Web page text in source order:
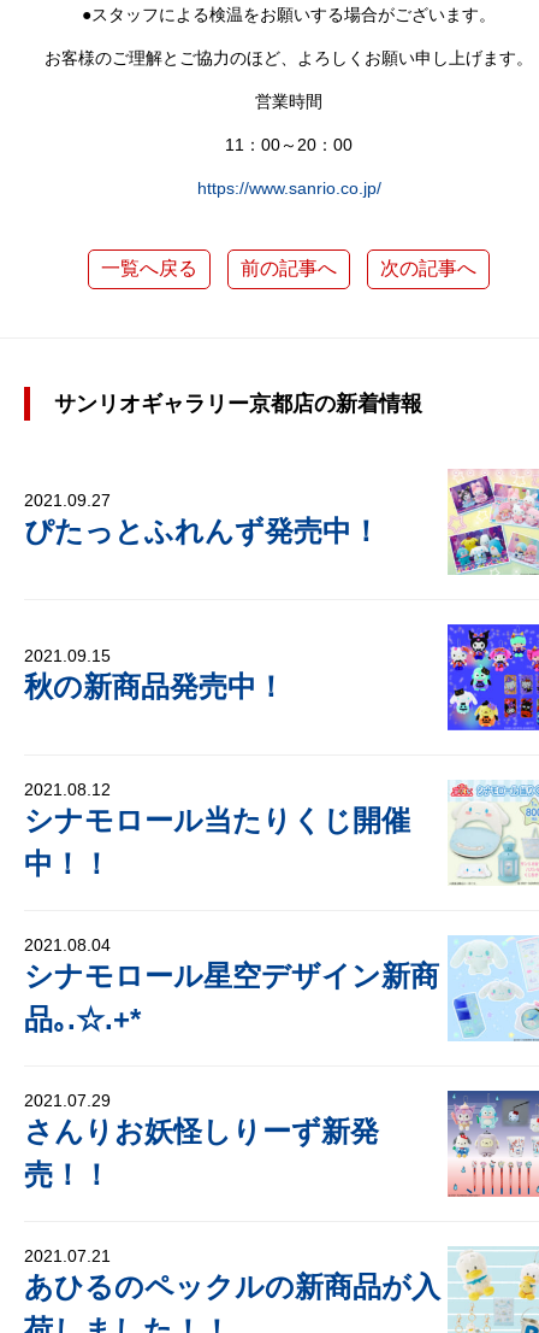
●スタッフによる検温をお願いする場合がございます。
お客様のご理解とご協力のほど、よろしくお願い申し上げます。
営業時間
11：00～20：00
https://www.sanrio.co.jp/
一覧へ戻る 前の記事へ 次の記事へ
サンリオギャラリー京都店の新着情報
2021.09.27
ぴたっとふれんず発売中！
2021.09.15
秋の新商品発売中！
2021.08.12
シナモロール当たりくじ開催
中！！
2021.08.04
シナモロール星空デザイン新商
品｡.☆.+*
2021.07.29
さんりお妖怪しりーず新発
売！！
2021.07.21
あひるのペックルの新商品が入